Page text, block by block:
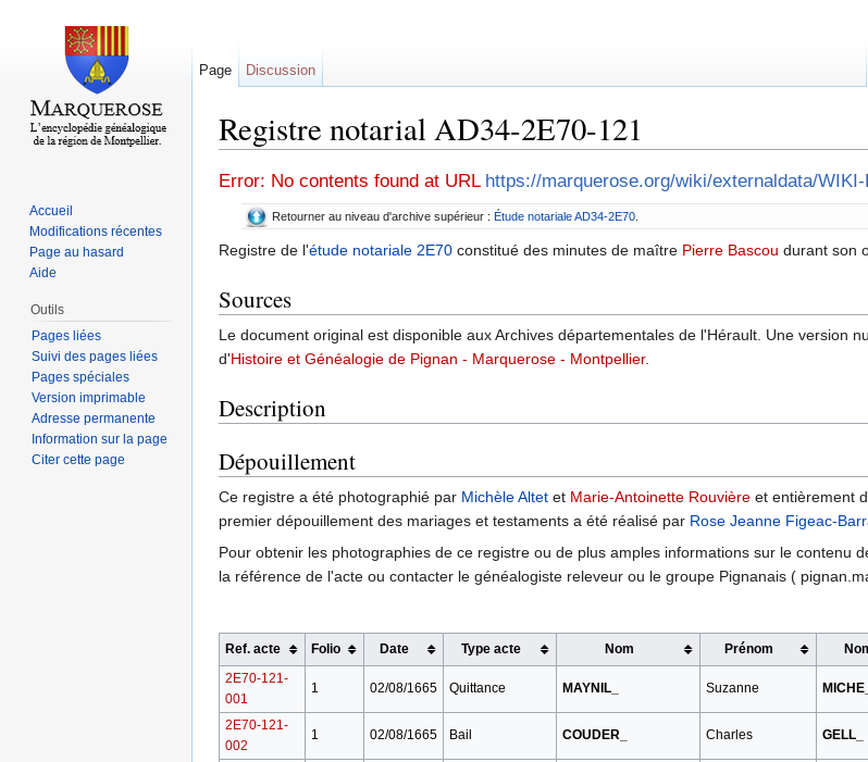
Registre notarial AD34-2E70-121
Error: No contents found at URL https://marquerose.org/wiki/externaldata/
Retourner au niveau d'archive supérieur : Étude notariale AD34-2E70.
Registre de l'étude notariale 2E70 constitué des minutes de maître Pierre Bascou durant son
Sources
Le document original est disponible aux Archives départementales de l'Hérault. Une version
d'Histoire et Généalogie de Pignan - Marquerose - Montpellier.
Description
Dépouillement
Ce registre a été photographié par Michèle Altet et Marie-Antoinette Rouvière et entièrement
premier dépouillement des mariages et testaments a été réalisé par Rose Jeanne Figeac-
Pour obtenir les photographies de ce registre ou de plus amples informations sur le contenu
la référence de l'acte ou contacter le généalogiste releveur ou le groupe Pignanais (
Ref. acte Folio Date Type acte Nom Prénom
2E70-121-
001
1 02/08/1665 Quittance MAYNIL_ Suzanne MICHE_
2E70-121-
002
1 02/08/1665 Bail COUDER_ Charles GELL_
Page Discussion
Accueil
Modifications récentes
Page au hasard
Aide
Outils
Pages liées
Suivi des pages liées
Pages spéciales
Version imprimable
Adresse permanente
Information sur la page
Citer cette page